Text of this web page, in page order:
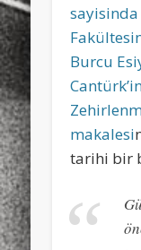
Burcu
makalesi
tarihi bir